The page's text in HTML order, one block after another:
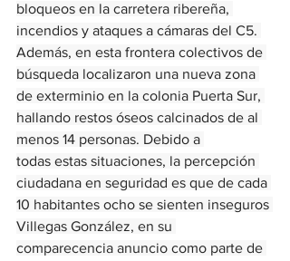
bloqueos en la carretera ribereña,
incendios y ataques a cámaras del C5.
Además, en esta frontera colectivos de
búsqueda localizaron una nueva zona
de exterminio en la colonia Puerta Sur,
hallando restos óseos calcinados de al
menos 14 personas. Debido a
todas estas situaciones, la percepción
ciudadana en seguridad es que de cada
10 habitantes ocho se sienten inseguros
Villegas González, en su
comparecencia anuncio como parte de